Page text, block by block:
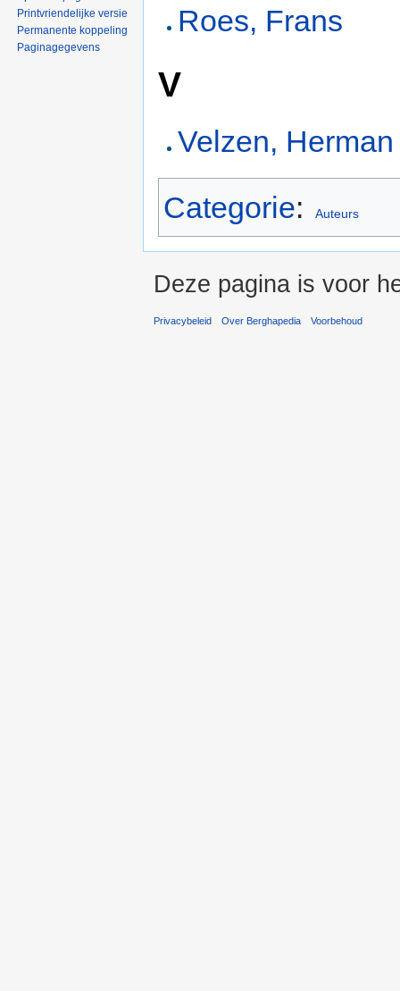
Roes, Frans
V
Velzen,
Categorie: Auteurs
Printvriendelijke versie
Permanente koppeling
Paginagegevens
Deze pagina is voor
Privacybeleid Over Berghapedia Voorbehoud